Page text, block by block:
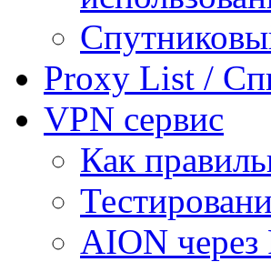
Proxy List /
VPN сервис
Как
AION через